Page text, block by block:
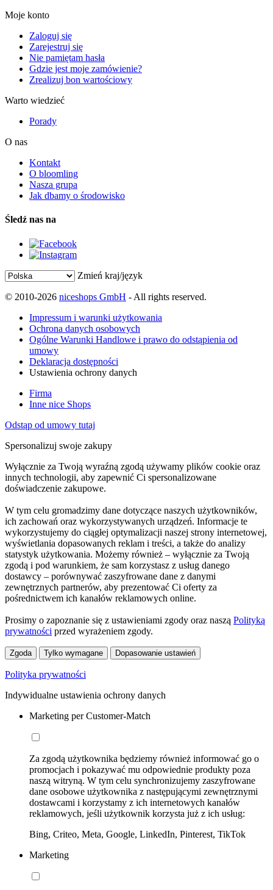
Moje konto
Zaloguj się
Zarejestruj się
Nie pamiętam hasła
Gdzie jest moje zamówienie?
Zrealizuj bon wartościowy
Warto wiedzieć
Porady
O nas
Kontakt
O bloomling
Nasza grupa
Jak dbamy o środowisko
Śledź nas na
Zmień kraj/język
© 2010-2026 niceshops GmbH - All rights reserved.
Impressum i warunki użytkowania
Ochrona danych osobowych
Ogólne Warunki Handlowe i prawo do odstąpienia od
umowy
Deklaracja dostępności
Ustawienia ochrony danych
Firma
Inne nice Shops
Odstąp od umowy tutaj
Spersonalizuj swoje zakupy
Wyłącznie za Twoją wyraźną zgodą używamy plików cookie oraz
innych technologii, aby zapewnić Ci spersonalizowane
doświadczenie zakupowe.
W tym celu gromadzimy dane dotyczące naszych użytkowników,
ich zachowań oraz wykorzystywanych urządzeń. Informacje te
wykorzystujemy do ciągłej optymalizacji naszej strony internetowej,
wyświetlania dopasowanych reklam i treści, a także do analizy
statystyk użytkowania. Możemy również – wyłącznie za Twoją
zgodą i pod warunkiem, że sam korzystasz z usług danego
dostawcy – porównywać zaszyfrowane dane z danymi
zewnętrznych partnerów, aby prezentować Ci oferty za
pośrednictwem ich kanałów reklamowych online.
Prosimy o zapoznanie się z ustawieniami zgody oraz naszą Polityką
prywatności przed wyrażeniem zgody.
Zgoda Tylko wymagane Dopasowanie ustawień
Polityka prywatności
Indywidualne ustawienia ochrony danych
Marketing per Customer-Match
Za zgodą użytkownika będziemy również informować go o
promocjach i pokazywać mu odpowiednie produkty poza
naszą witryną. W tym celu synchronizujemy zaszyfrowane
dane osobowe użytkownika z następującymi zewnętrznymi
dostawcami i korzystamy z ich internetowych kanałów
reklamowych, jeśli użytkownik korzysta już z ich usług:
Bing, Criteo, Meta, Google, LinkedIn, Pinterest, TikTok
Marketing